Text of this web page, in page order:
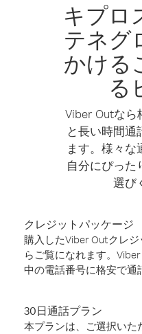
キプロ
テネグ
かける
る
Viber Outなら
と長い時間通
ます。様々な
自分にぴった
選び
クレジットパッケージ
購入したViber Outクレ
らご覧になれます。
中の電話番号に格安で通
30日通話プラン
本プランは、ご選択いた